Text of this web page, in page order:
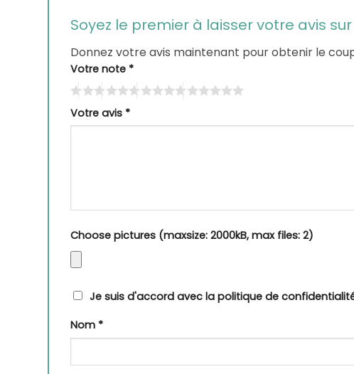
Soyez le premier à laisser votre avis
Donnez votre avis maintenant pour obtenir le
Votre note *
Votre avis *
Choose pictures (maxsize: 2000kB, max files: 2)
Je suis d'accord avec la politique de
Nom *